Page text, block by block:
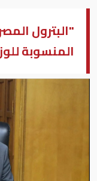
"البترول
المنسوبة